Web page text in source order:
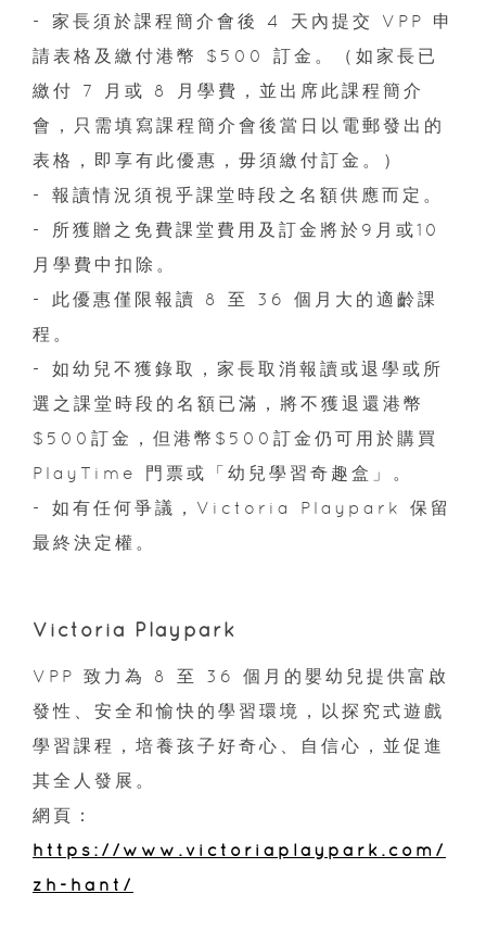
- 家長須於課程簡介會後 4 天內提交 VPP 申
請表格及繳付港幣 $500 訂金。（如家長已
繳付 7 月或 8 月學費，並出席此課程簡介
會，只需填寫課程簡介會後當日以電郵發出的
表格，即享有此優惠，毋須繳付訂金。）
- 報讀情況須視乎課堂時段之名額供應而定。
- 所獲贈之免費課堂費用及訂金將於9月或10
月學費中扣除。
- 此優惠僅限報讀 8 至 36 個月大的適齡課
程。
- 如幼兒不獲錄取，家長取消報讀或退學或所
選之課堂時段的名額已滿，將不獲退還港幣
$500訂金，但港幣$500訂金仍可用於購買
PlayTime 門票或「幼兒學習奇趣盒」。
- 如有任何爭議，Victoria Playpark 保留
最終決定權。
Victoria Playpark
VPP 致力為 8 至 36 個月的嬰幼兒提供富啟
發性、安全和愉快的學習環境，以探究式遊戲
學習課程，培養孩子好奇心、自信心，並促進
其全人發展。
網頁：
https://www.victoriaplaypark.com/
zh-hant/